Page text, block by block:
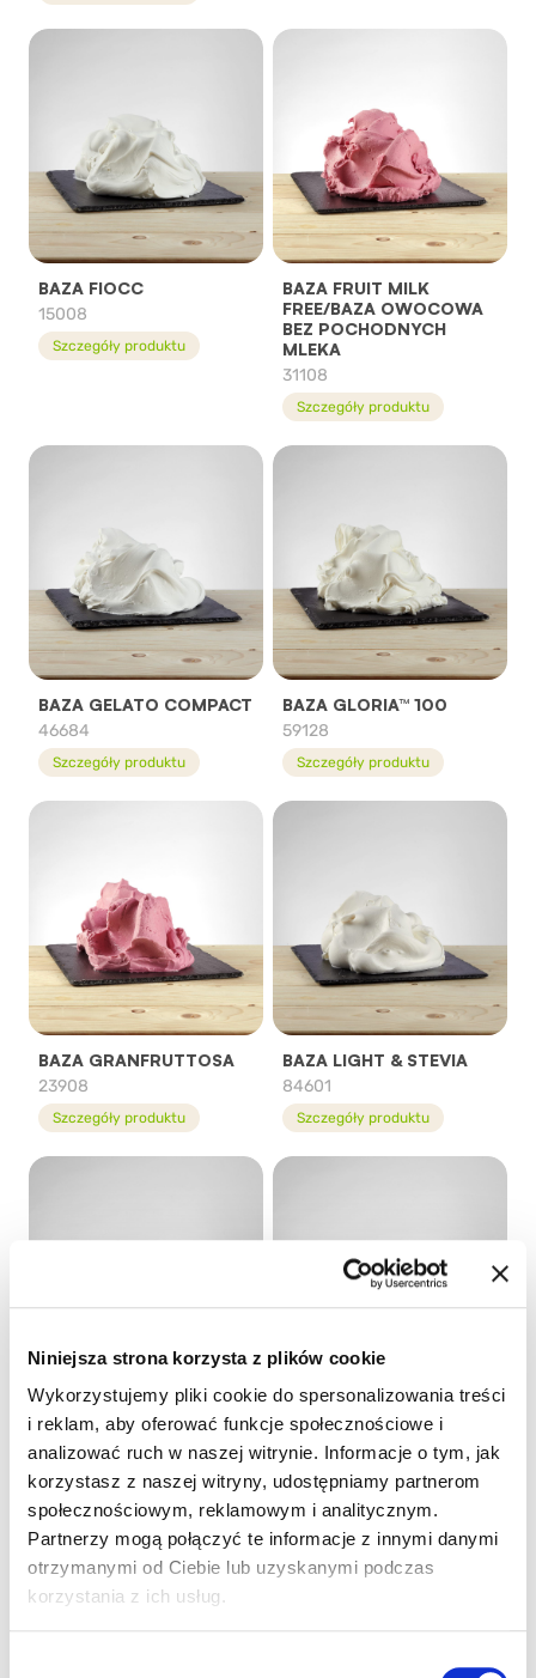
Niniejsza strona korzysta z plików cookie
Wykorzystujemy pliki cookie do spersonalizowania treści
i reklam, aby oferować funkcje społecznościowe i
analizować ruch w naszej witrynie. Informacje o tym, jak
korzystasz z naszej witryny, udostępniamy partnerom
społecznościowym, reklamowym i analitycznym.
Partnerzy mogą połączyć te informacje z innymi danymi
otrzymanymi od Ciebie lub uzyskanymi podczas
korzystania z ich usług.
BAZA FIOCC
15008
Szczegóły produktu
BAZA FRUIT MILK
FREE/BAZA OWOCOWA
BEZ POCHODNYCH
MLEKA
31108
Szczegóły produktu
BAZA GELATO COMPACT
46684
Szczegóły produktu
BAZA GLORIA™ 100
59128
Szczegóły produktu
BAZA GRANFRUTTOSA
23908
Szczegóły produktu
BAZA LIGHT & STEVIA
84601
Szczegóły produktu
BAZA MATILDE 100
85308
Szczegóły produktu
BAZA MLECZNA
NATURALNA ZERO E
48628
Szczegóły produktu